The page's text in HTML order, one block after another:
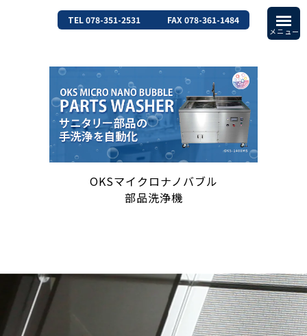
TEL 078-351-2531 FAX 078-361-1484
OKSマイクロナノバブル
部品洗浄機